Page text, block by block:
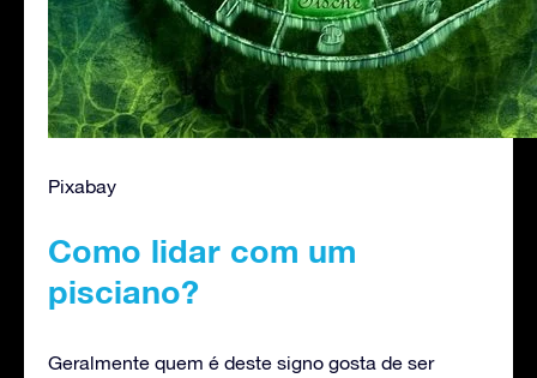
Pixabay
Como lidar com um
pisciano?
Geralmente quem é deste signo gosta de ser